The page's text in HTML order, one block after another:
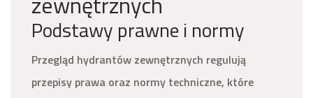
Podstawy prawne i normy
Przegląd hydrantów zewnętrznych regulują
przepisy prawa oraz normy techniczne, które